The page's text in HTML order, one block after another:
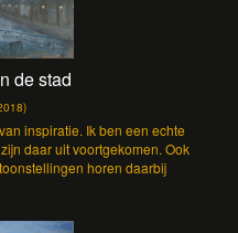
de stad
inspiratie. Ik ben een echte
daar uit voortgekomen. Ook
horen daarbij